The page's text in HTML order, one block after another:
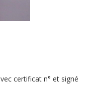
certificat n° et signé